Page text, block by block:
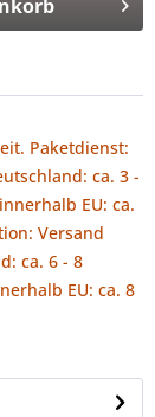
Paketdienst:
ca. 3 -
EU: ca.
Versand
ca. 6 - 8
EU: ca. 8